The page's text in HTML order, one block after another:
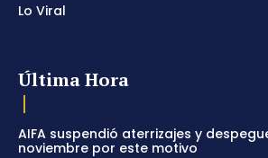
Lo Viral
Última Hora
AIFA suspendió aterrizajes y
noviembre por este motivo